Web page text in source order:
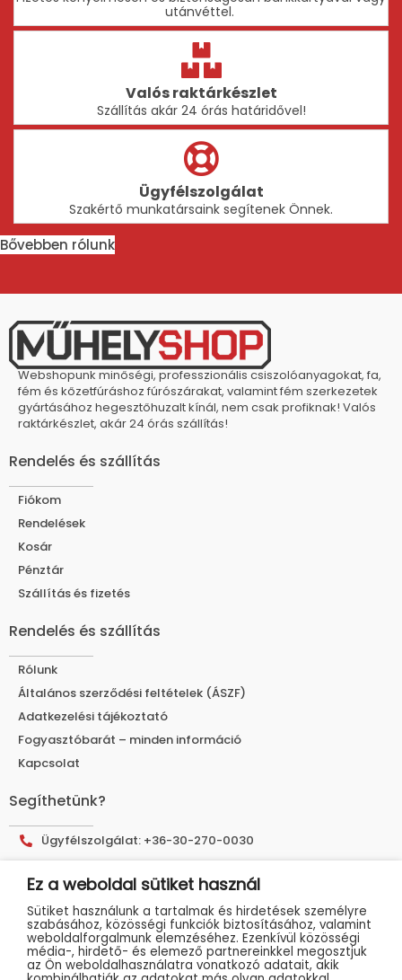
utánvéttel.
Valós raktárkészlet
Szállítás akár 24 órás határidővel!
Ügyfélszolgálat
Szakértő munkatársaink segítenek Önnek.
Bővebben rólunk
Webshopunk minőségi, professzionális csiszolóanyagokat, fa,
fém és kőzetfúráshoz fúrószárakat, valamint fém szerkezetek
gyártásához hegesztőhuzalt kínál, nem csak profiknak! Valós
raktárkészlet, akár 24 órás szállítás!
Rendelés és szállítás
Fiókom
Rendelések
Kosár
Pénztár
Szállítás és fizetés
Rendelés és szállítás
Rólunk
Általános szerződési feltételek (ÁSZF)
Adatkezelési tájékoztató
Fogyasztóbarát – minden információ
Kapcsolat
Segíthetünk?
Ügyfélszolgálat: +36-30-270-0030
Címünk: 9025 Győr, Tákó utca 30.
Ez a weboldal sütiket használ
Sütiket használunk a tartalmak és hirdetések személyre
szabásához, közösségi funkciók biztosításához, valamint
weboldalforgalmunk elemzéséhez. Ezenkívül közösségi
média-, hirdető- és elemező partnereinkkel megosztjuk
az Ön weboldalhasználatra vonatkozó adatait, akik